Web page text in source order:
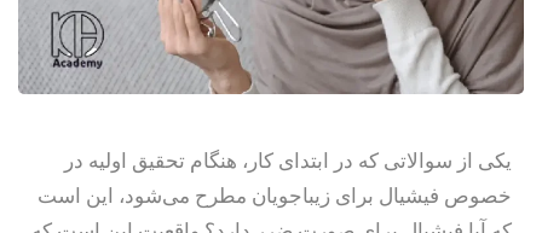
دوره آموزش بیوتی
دوره آموش دستیار پزشک
دوره‌های آموزشی مراقبت
آموزش میکرونیدلینگ
یکی از سوالاتی که در ابتدای کار، هنگام تحقیق اولیه در
خصوص فیشیال برای زیباجویان مطرح می‌شود، این است
ثبت نام کنید
از قبل حساب کاربری دارید؟وارد شوید